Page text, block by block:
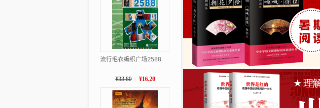
流行毛衣编织广场2588
¥33.80 ¥16.20